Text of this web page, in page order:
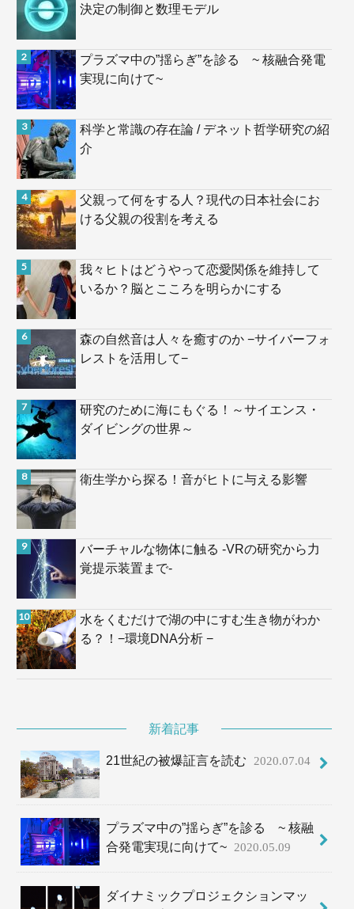
決定の制御と数理モデル
プラズマ中の”揺らぎ”を診る ~ 核融合発電
実現に向けて~
科学と常識の存在論 / デネット哲学研究の紹
介
父親って何をする人？現代の日本社会にお
ける父親の役割を考える
我々ヒトはどうやって恋愛関係を維持して
いるか？脳とこころを明らかにする
森の自然音は人々を癒すのか −サイバーフォ
レストを活用して−
研究のために海にもぐる！～サイエンス・
ダイビングの世界～
衛生学から探る！音がヒトに与える影響
バーチャルな物体に触る -VRの研究から力
覚提示装置まで-
水をくむだけで湖の中にすむ生き物がわか
る？！−環境DNA分析 −
新着記事
21世紀の被爆証言を読む 2020.07.04
プラズマ中の”揺らぎ”を診る ~ 核融
合発電実現に向けて~ 2020.05.09
ダイナミックプロジェクションマッ